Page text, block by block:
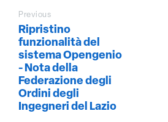
Previous
Ripristino
funzionalità del
sistema Opengenio
- Nota della
Federazione degli
Ordini degli
Ingegneri del Lazio